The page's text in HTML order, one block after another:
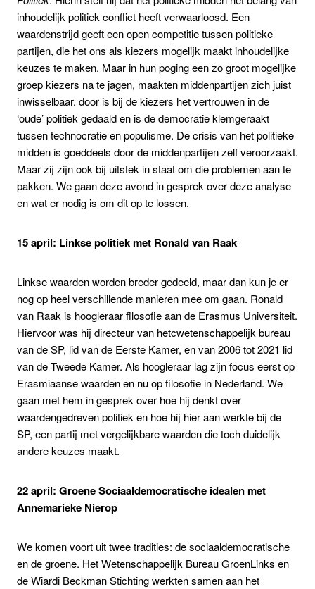
inhoudelijk politiek conflict heeft verwaarloosd. Een
waardenstrijd geeft een open competitie tussen politieke
partijen, die het ons als kiezers mogelijk maakt inhoudelijke
keuzes te maken. Maar in hun poging een zo groot mogelijke
groep kiezers na te jagen, maakten middenpartijen zich juist
inwisselbaar. door is bij de kiezers het vertrouwen in de
‘oude’ politiek gedaald en is de democratie klemgeraakt
tussen technocratie en populisme. De crisis van het politieke
midden is goeddeels door de middenpartijen zelf veroorzaakt.
Maar zij zijn ook bij uitstek in staat om die problemen aan te
pakken. We gaan deze avond in gesprek over deze analyse
en wat er nodig is om dit op te lossen.
15 april: Linkse politiek met Ronald van Raak
Linkse waarden worden breder gedeeld, maar dan kun je er
nog op heel verschillende manieren mee om gaan. Ronald
van Raak is hoogleraar filosofie aan de Erasmus Universiteit.
Hiervoor was hij directeur van hetcwetenschappelijk bureau
van de SP, lid van de Eerste Kamer, en van 2006 tot 2021 lid
van de Tweede Kamer. Als hoogleraar lag zijn focus eerst op
Erasmiaanse waarden en nu op filosofie in Nederland. We
gaan met hem in gesprek over hoe hij denkt over
waardengedreven politiek en hoe hij hier aan werkte bij de
SP, een partij met vergelijkbare waarden die toch duidelijk
andere keuzes maakt.
22 april: Groene Sociaaldemocratische idealen met
Annemarieke Nierop
We komen voort uit twee tradities: de sociaaldemocratische
en de groene. Het Wetenschappelijk Bureau GroenLinks en
de Wiardi Beckman Stichting werkten samen aan het